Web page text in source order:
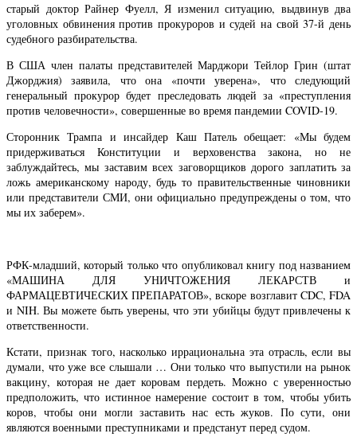
старый доктор Райнер Фуелл, Я изменил ситуацию, выдвинув два
уголовных обвинения против прокуроров и судей на свой 37-й день
судебного разбирательства.
В США член палаты представителей Марджори Тейлор Грин (штат
Джорджия) заявила, что она «почти уверена», что следующий
генеральный прокурор будет преследовать людей за «преступления
против человечности», совершенные во время пандемии COVID-19.
Сторонник Трампа и инсайдер Каш Патель обещает: «Мы будем
придерживаться Конституции и верховенства закона, но не
заблуждайтесь, мы заставим всех заговорщиков дорого заплатить за
ложь американскому народу, будь то правительственные чиновники
или представители СМИ, они официально предупреждены о том, что
мы их заберем».
РФК-младший, который только что опубликовал книгу под названием
«МАШИНА ДЛЯ УНИЧТОЖЕНИЯ ЛЕКАРСТВ и
ФАРМАЦЕВТИЧЕСКИХ ПРЕПАРАТОВ», вскоре возглавит CDC, FDA
и NIH. Вы можете быть уверены, что эти убийцы будут привлечены к
ответственности.
Кстати, признак того, насколько иррациональна эта отрасль, если вы
думали, что уже все слышали … Они только что выпустили на рынок
вакцину, которая не дает коровам пердеть. Можно с уверенностью
предположить, что истинное намерение состоит в том, чтобы убить
коров, чтобы они могли заставить нас есть жуков. По сути, они
являются военными преступниками и предстанут перед судом.